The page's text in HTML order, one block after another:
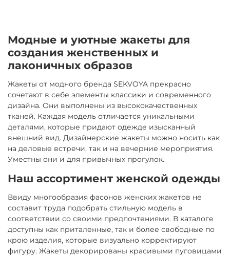
Модные и уютные жакеты для
создания женственных и
лаконичных образов
Жакеты от модного бренда SEKVOYA прекрасно
сочетают в себе элементы классики и современного
дизайна. Они выполнены из высококачественных
тканей. Каждая модель отличается уникальными
деталями, которые придают одежде изысканный
внешний вид. Дизайнерские жакеты можно носить как
на деловые встречи, так и на вечерние мероприятия.
Уместны они и для привычных прогулок.
Наш ассортимент женской одежды
Ввиду многообразия фасонов женских жакетов не
составит труда подобрать стильную модель в
соответствии со своими предпочтениями. В каталоге
доступны как приталенные, так и более свободные по
крою изделия, которые визуально корректируют
фигуру. Жакеты декорированы красивыми пуговицами